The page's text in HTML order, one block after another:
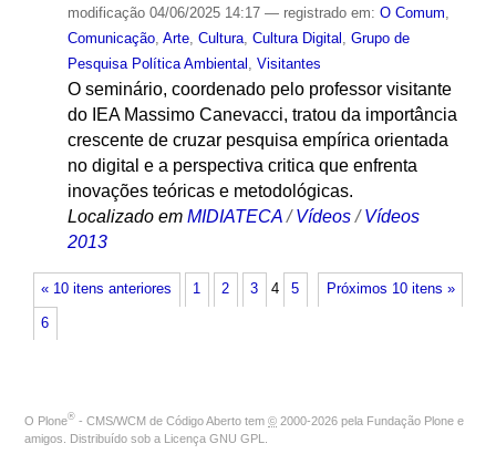
modificação04/06/2025 14:17 — registrado em: O Comum,
Comunicação, Arte, Cultura, Cultura Digital , Grupo de
Pesquisa Política Ambiental , Visitantes
O seminário, coordenado pelo professor visitante
do IEA Massimo Canevacci, tratou da importância
crescente de cruzar pesquisa empírica orientada
no digital e a perspectiva critica que enfrenta
inovações teóricas e metodológicas.
Localizado em MIDIATECA /Vídeos /Vídeos
2013
« 10 itens anteriores Próximos 10 itens »
1 2 3 4 5
6
O Plone® - CMS/WCM de Código Aberto tem © 2000-2026 pela Fundação Plone e
amigos. Distribuído sob a Licença GNU GPL